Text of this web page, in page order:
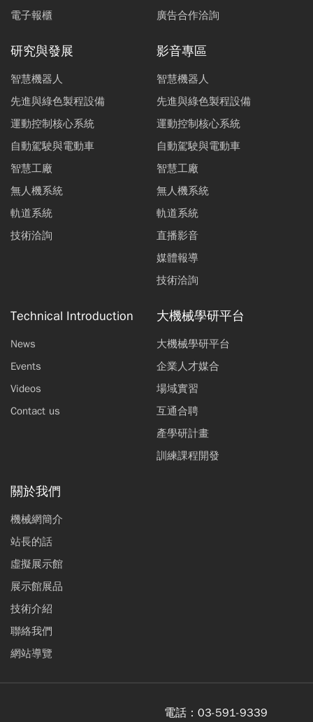
電子報櫃
廣告合作洽詢
研究與發展
智慧機器人
先進與綠色製程設備
運動控制核心系統
自動駕駛與電動車
智慧工廠
無人機系統
軌道系統
技術洽詢
影音專區
智慧機器人
先進與綠色製程設備
運動控制核心系統
自動駕駛與電動車
智慧工廠
無人機系統
軌道系統
直播影音
媒體報導
技術洽詢
Technical Introduction
News
Events
Videos
Contact us
大機械學研平台
大機械學研平台
企業人才媒合
場域實習
互通合聘
產學研計畫
訓練課程開發
關於我們
機械網簡介
站長的話
虛擬展示館
展示館展品
技術介紹
聯絡我們
網站導覽
電話： 03-591-9339